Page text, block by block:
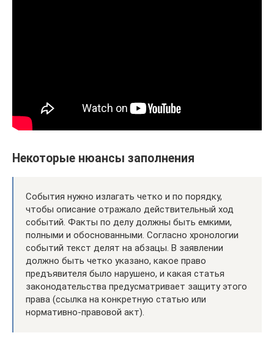
Некоторые нюансы заполнения
События нужно излагать четко и по порядку,
чтобы описание отражало действительный ход
событий. Факты по делу должны быть емкими,
полными и обоснованными. Согласно хронологии
событий текст делят на абзацы. В заявлении
должно быть четко указано, какое право
предъявителя было нарушено, и какая статья
законодательства предусматривает защиту этого
права (ссылка на конкретную статью или
нормативно-правовой акт).